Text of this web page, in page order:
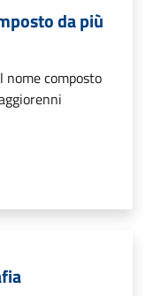
da più
nome composto